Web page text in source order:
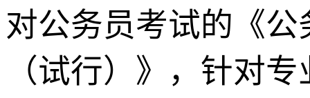
对公务员考试的《
（试行）》，针对